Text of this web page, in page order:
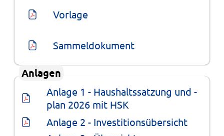
Vorlage
Sammeldokument
Anlagen
Anlage 1 - Haushaltssatzung und -
plan 2026 mit HSK
Anlage 2 - Investitionsübersicht